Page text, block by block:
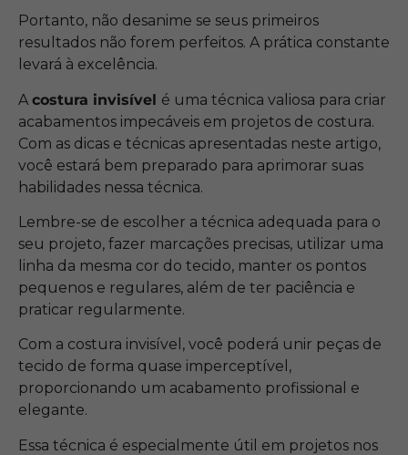
Portanto, não desanime se seus primeiros
resultados não forem perfeitos. A prática constante
levará à excelência.
A costura invisível é uma técnica valiosa para criar
acabamentos impecáveis em projetos de costura.
Com as dicas e técnicas apresentadas neste artigo,
você estará bem preparado para aprimorar suas
habilidades nessa técnica.
Lembre-se de escolher a técnica adequada para o
seu projeto, fazer marcações precisas, utilizar uma
linha da mesma cor do tecido, manter os pontos
pequenos e regulares, além de ter paciência e
praticar regularmente.
Com a costura invisível, você poderá unir peças de
tecido de forma quase imperceptível,
proporcionando um acabamento profissional e
elegante.
Essa técnica é especialmente útil em projetos nos